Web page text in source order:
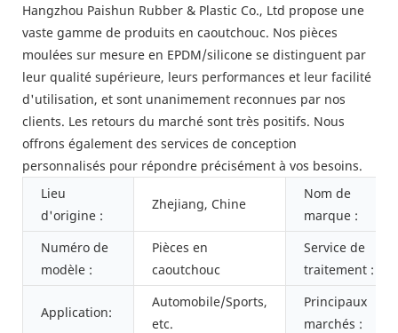
Hangzhou Paishun Rubber & Plastic Co., Ltd propose une
vaste gamme de produits en caoutchouc. Nos pièces
moulées sur mesure en EPDM/silicone se distinguent par
leur qualité supérieure, leurs performances et leur facilité
d'utilisation, et sont unanimement reconnues par nos
clients. Les retours du marché sont très positifs. Nous
offrons également des services de conception
personnalisés pour répondre précisément à vos besoins.
Lieu
d'origine :
Zhejiang, Chine
Nom de
marque :
Numéro de
modèle :
Pièces en
caoutchouc
Service de
traitement :
Application:
Automobile/Sports,
etc.
Principaux
marchés :